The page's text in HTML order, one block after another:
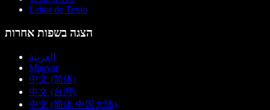
Leitor de Texto
הצגה בשפות אחרות
العربية
Magyar
中文 (简体)
中文 (台灣)
中文 (简体 中国大陆)